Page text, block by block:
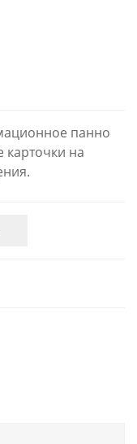
панно
карточки на